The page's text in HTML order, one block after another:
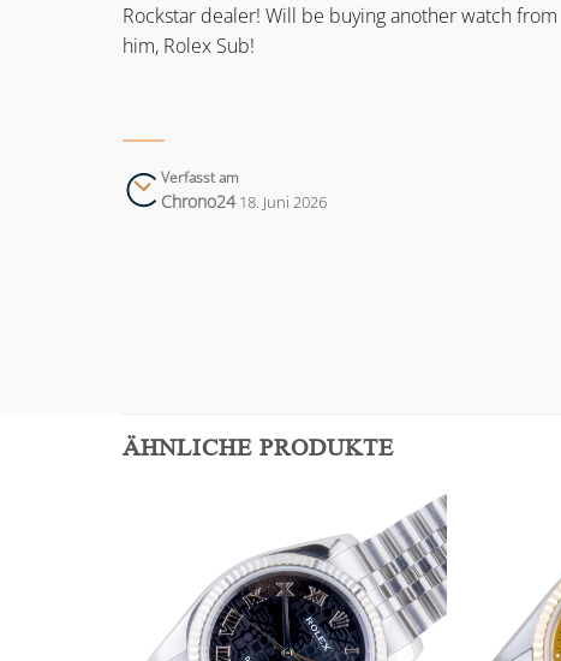
Rockstar dealer! Will be buying another watch from
him, Rolex Sub!
Verfasst am
Chrono24 18. Juni 2026
ÄHNLICHE PRODUKTE
Add to
wishlist